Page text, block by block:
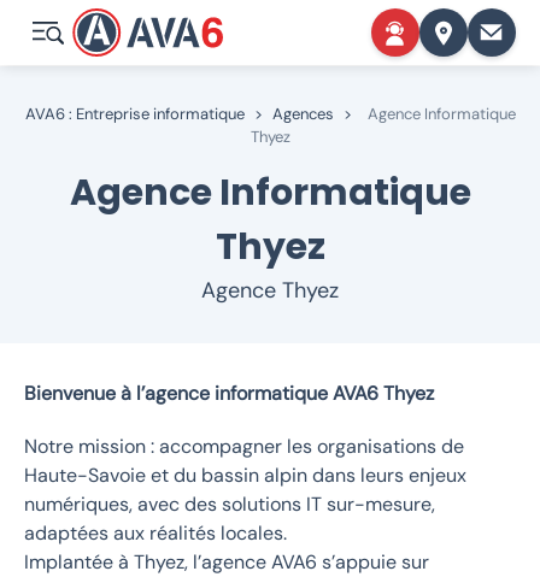
AVA6 : Entreprise informatique > Agences >
Agence Informatique
Thyez
Agence Informatique
Thyez
Agence Thyez
Bienvenue à l’agence informatique AVA6 Thyez
Notre mission : accompagner les organisations de
Haute-Savoie et du bassin alpin dans leurs enjeux
numériques, avec des solutions IT sur-mesure,
adaptées aux réalités locales.
Implantée à Thyez, l’agence AVA6 s’appuie sur